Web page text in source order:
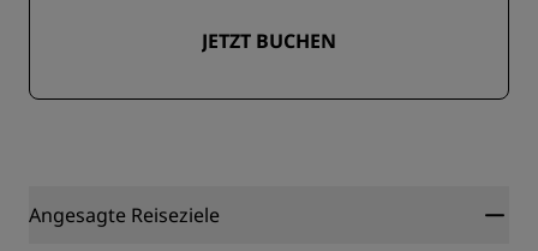
JETZT BUCHEN
Angesagte Reiseziele